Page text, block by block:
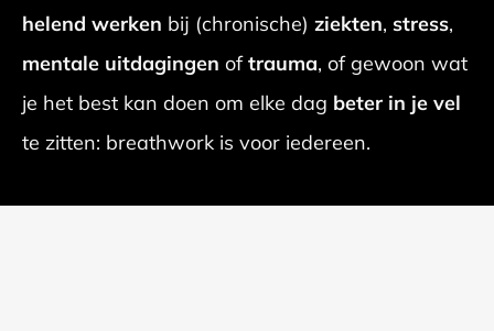
helend werken bij (chronische) ziekten, stress,
mentale uitdagingen oftrauma, of gewoon wat
je het best kan doen om elke dag beter in je vel
te zitten: breathwork is voor iedereen.